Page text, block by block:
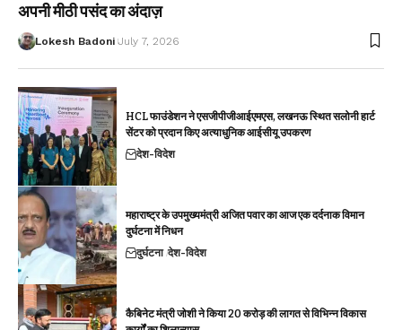
अपनी मीठी पसंद का अंदाज़
Lokesh Badoni July 7, 2026
HCL फाउंडेशन ने एसजीपीजीआईएमएस, लखनऊ स्थित सलोनी हार्ट
सेंटर को प्रदान किए अत्याधुनिक आईसीयू उपकरण
देश-विदेश
महाराष्ट्र के उपमुख्यमंत्री अजित पवार का आज एक दर्दनाक विमान
दुर्घटना में निधन
दुर्घटना देश-विदेश
कैबिनेट मंत्री जोशी ने किया 20 करोड़ की लागत से विभिन्न विकास